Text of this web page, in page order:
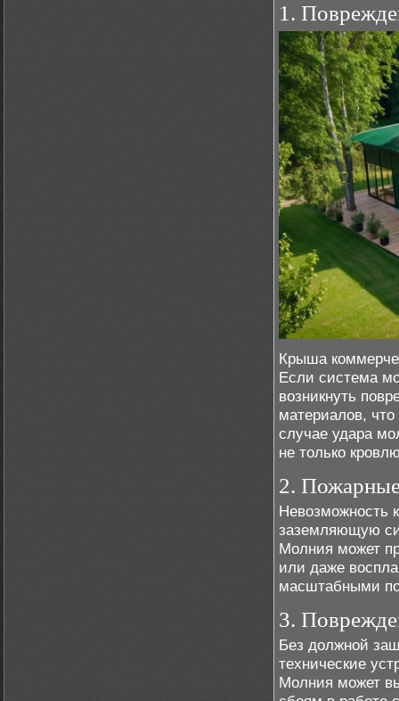
1.
Крыша
Если система
возникнуть
материалов,
случае удара
не только
2.
Невозможность
заземляющую
Молния может
или даже
масштабными
3.
Без должной
технические
Молния может